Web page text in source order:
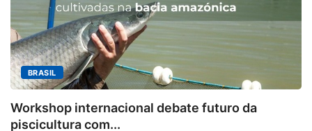
da
MINAS GERAIS
Aberto o credenciamento de